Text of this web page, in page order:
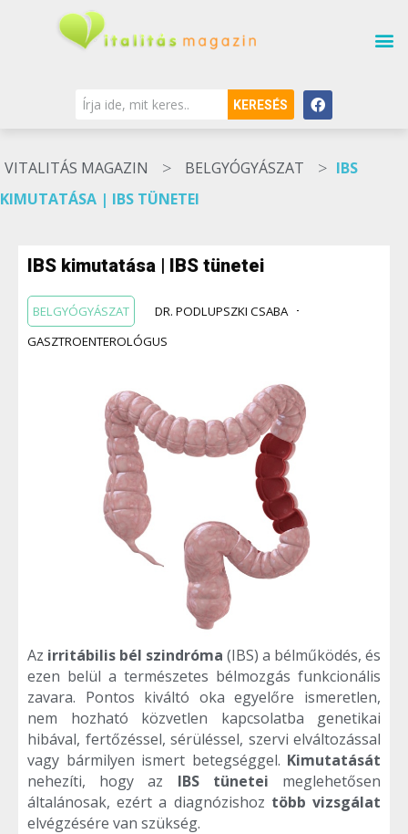
KERESÉS
VITALITÁS MAGAZIN > BELGYÓGYÁSZAT > IBS
KIMUTATÁSA | IBS TÜNETEI
IBS kimutatása | IBS tünetei
BELGYÓGYÁSZAT
DR. PODLUPSZKI CSABA
GASZTROENTEROLÓGUS
Az irritábilis bél szindróma (IBS) a bélműködés, és
ezen belül a természetes bélmozgás funkcionális
zavara. Pontos kiváltó oka egyelőre ismeretlen,
nem hozható közvetlen kapcsolatba genetikai
hibával, fertőzéssel, sérüléssel, szervi elváltozással
vagy bármilyen ismert betegséggel. Kimutatását
nehezíti, hogy az IBS tünetei meglehetősen
általánosak, ezért a diagnózishoz több vizsgálat
elvégzésére van szükség.